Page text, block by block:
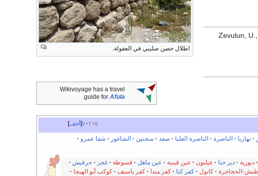
اطلال حصن صليبي في العفولة.
Zevulun,
Wikivoyage has a travel
guide for Afula
.
أخف v t e
نهاريا الناصرة الناصرة العليا صفد سخنين الشاغور
شفا عمرو
دبورية دير حنا عيلبون عين قينية عين ماهل فسوطة غجر
حرفيش
طبش-الحجاجرة كابول كفر كنا كفر مندا كفر ياسيف
كوكب أبو الهيجا